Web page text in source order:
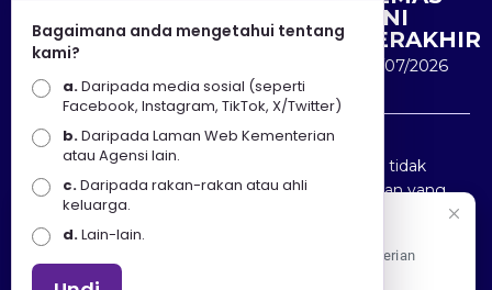
8891
7100
KINI
TERAKHIR
30/07/2026
Penafian : Kerajaan Malaysia dan Kementerian
Pelancongan Seni dan Budaya (MOTAC) adalah tidak
bertanggungjawab atas kehilangan atau kerugian yang
disebabkan oleh penggunaan mana-mana maklumat
yang diperolehi dari portal ini.
Bagaimana anda mengetahui tentang
kami?
a.Daripada media sosial (seperti
Facebook, Instagram, TikTok, X/Twitter)
b.Daripada Laman Web Kementerian
atau Agensi lain.
c.Daripada rakan-rakan atau ahli
keluarga.
d.Lain-lain.
Apa Khabar! Selamat datang ke Portal Rasmi Kementerian
Pelancongan, Seni dan Budaya